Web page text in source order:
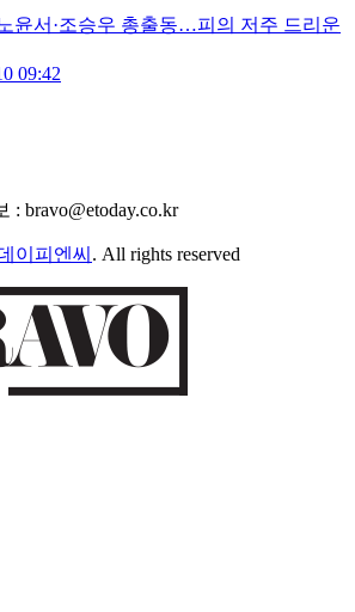
노윤서·조승우 총출동…피의 저주 드리운
09:42
: bravo@etoday.co.kr
이피엔씨 . All rights reserved